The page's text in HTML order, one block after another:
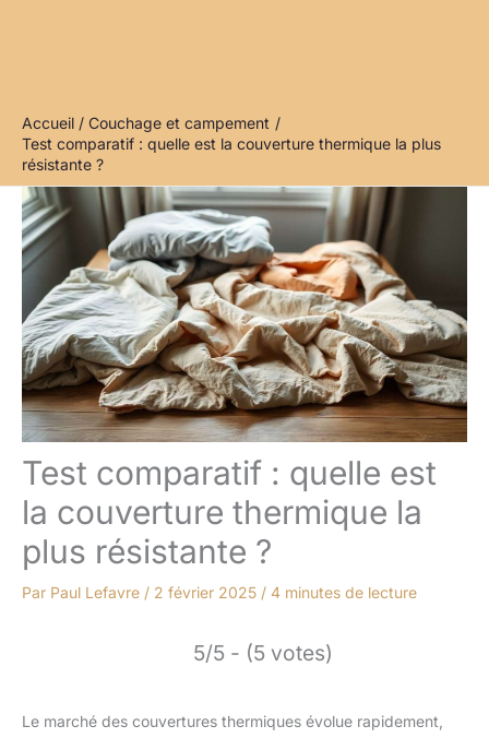
Accueil
Couchage et campement
Test comparatif : quelle est la couverture thermique la plus
résistante ?
Test comparatif : quelle est
la couverture thermique la
plus résistante ?
Par Paul Lefavre / 2 février 2025 / 4 minutes de lecture
5/5 - (5 votes)
Le marché des couvertures thermiques évolue rapidement,